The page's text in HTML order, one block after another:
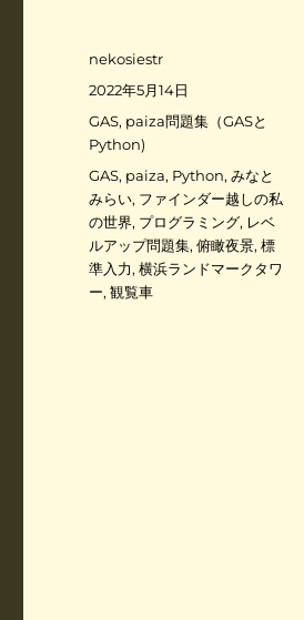
投
稿
nekosiestr
投
稿
日
2022年5月14日
カ
テ
ゴ
GAS, paiza問題集（GASと
Python)
タ
グ
GAS, paiza, Python,みなと
みらい, ファインダー越しの私
の世界, プログラミング, レベ
ルアップ問題集,俯瞰夜景,標
準入力,横浜ランドマークタワ
ー,観覧車